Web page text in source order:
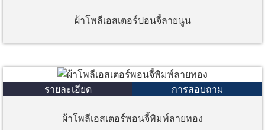
ผ้าโพลีเอสเตอร์ปอนจี้ลายนูน
รายละเอียด การสอบถาม
ผ้าโพลีเอสเตอร์พอนจี้พิมพ์ลายทอง